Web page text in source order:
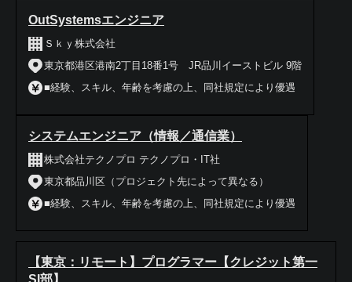
OutSystemsエンジニア
Ｓｋｙ株式会社
東京都港区港南2丁目18番1号 JR品川イーストビル 9階
■経験、スキル、年齢を考慮の上、同社規定により優遇
システムエンジニア（情報／通信業）
株式会社テクノプロ テクノプロ・IT社
東京都品川区（プロジェクト先によって異なる）
■経験、スキル、年齢を考慮の上、同社規定により優遇
【東京：リモート】プログラマー【クレジット第一
SI部】